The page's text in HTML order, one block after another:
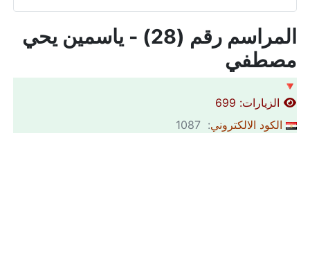
المراسم رقم (28) - ياسمين يحي
مصطفي
🔻
الزيارات: 699
الكود الالكتروني: 1087